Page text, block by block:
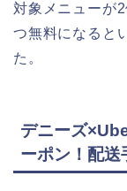
対象メニューが
つ無料になると
た。
デニーズ
ーポン！配送